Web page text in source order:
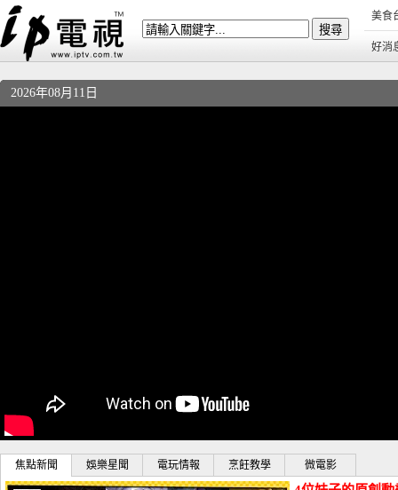
美食
好消
2026年08月11日
焦點新聞 娛樂星聞 電玩情報 烹飪教學 微電影